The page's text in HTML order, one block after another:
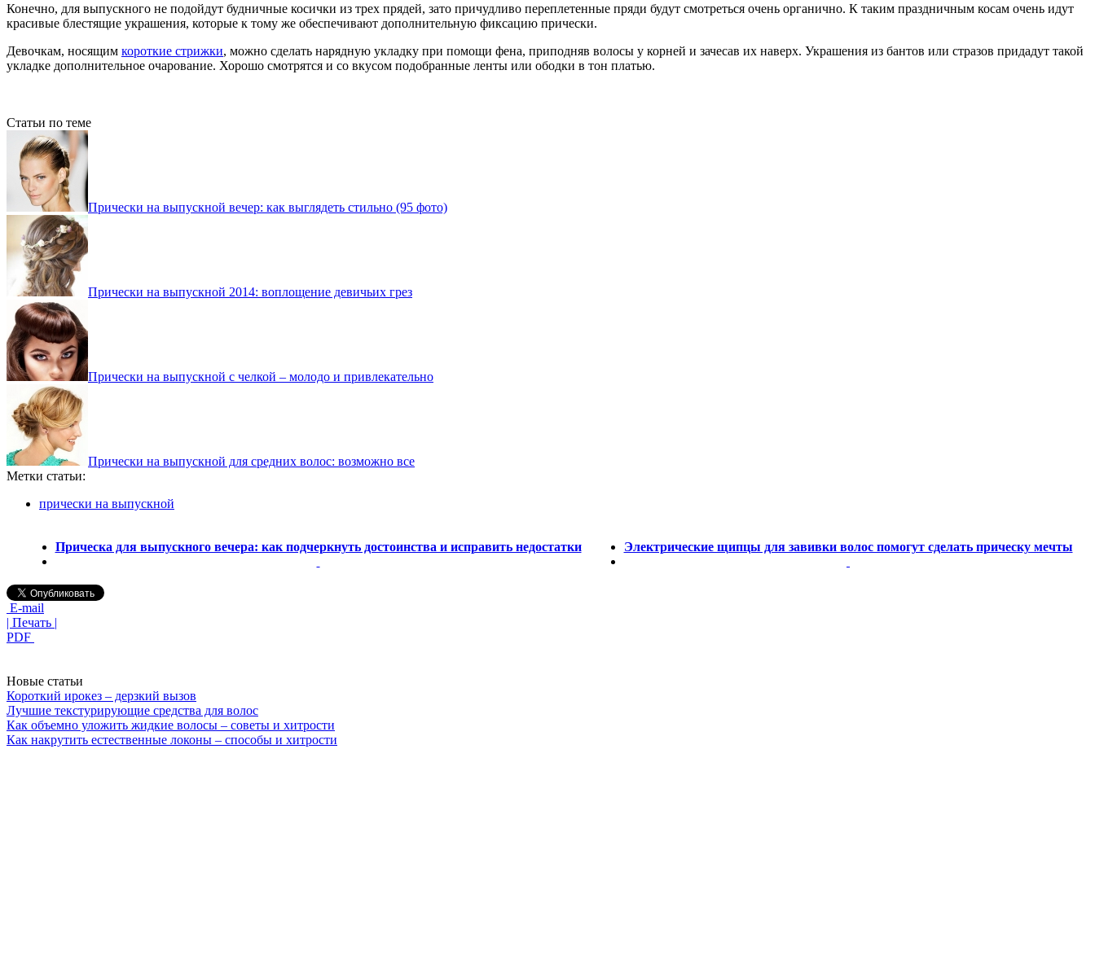
Конечно, для выпускного не подойдут будничные косички из трех прядей, зато причудливо переплетенные пряди будут смотреться очень органично. К таким праздничным косам очень идут
красивые блестящие украшения, которые к тому же обеспечивают дополнительную фиксацию прически.
Девочкам, носящим короткие стрижки, можно сделать нарядную укладку при помощи фена, приподняв волосы у корней и зачесав их наверх. Украшения из бантов или стразов придадут такой
укладке дополнительное очарование. Хорошо смотрятся и со вкусом подобранные ленты или ободки в тон платью.
Статьи по теме
Прически на выпускной вечер: как выглядеть стильно (95 фото)
Прически на выпускной 2014: воплощение девичьих грез
Прически на выпускной с челкой – молодо и привлекательно
Прически на выпускной для средних волос: возможно все
Метки статьи:
прически на выпускной
Прическа для выпускного вечера: как подчеркнуть достоинства и исправить недостатки Электрические щипцы для завивки волос помогут сделать прическу мечты
E-mail
| Печать |
PDF
Новые статьи
Короткий ирокез – дерзкий вызов
Лучшие текстурирующие средства для волос
Как объемно уложить жидкие волосы – советы и хитрости
Как накрутить естественные локоны – способы и хитрости